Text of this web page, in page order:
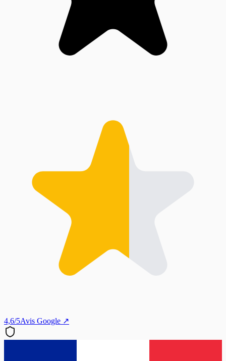
4,6/5Avis Google ↗